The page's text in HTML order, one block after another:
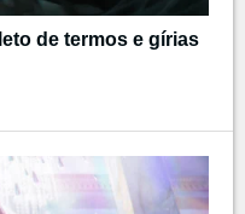
de termos e gírias